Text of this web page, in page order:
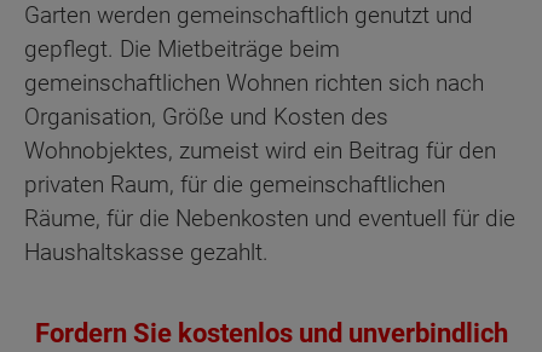
Garten werden gemeinschaftlich genutzt und
gepflegt. Die Mietbeiträge beim
gemeinschaftlichen Wohnen richten sich nach
Organisation, Größe und Kosten des
Wohnobjektes, zumeist wird ein Beitrag für den
privaten Raum, für die gemeinschaftlichen
Räume, für die Nebenkosten und eventuell für die
Haushaltskasse gezahlt.
Fordern Sie kostenlos und unverbindlich